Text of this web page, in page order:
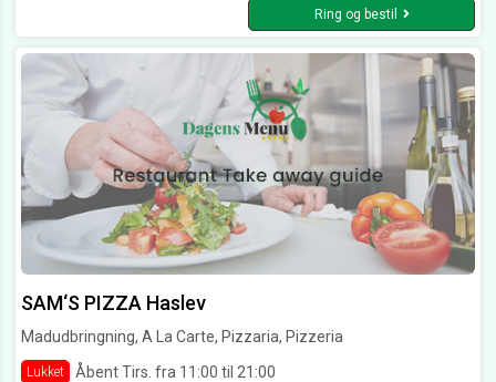
Ring og bestil
SAM‘S PIZZA Haslev
Madudbringning, A La Carte, Pizzaria, Pizzeria
Lukket
Åbent Tirs. fra 11:00 til 21:00